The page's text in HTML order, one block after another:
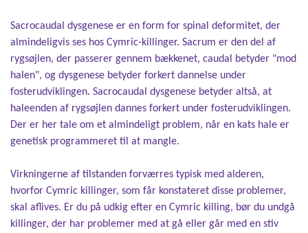
Sacrocaudal dysgenese er en form for spinal deformitet, der
almindeligvis ses hos Cymric-killinger. Sacrum er den del af
rygsøjlen, der passerer gennem bækkenet, caudal betyder "mod
halen", og dysgenese betyder forkert dannelse under
fosterudviklingen. Sacrocaudal dysgenese betyder altså, at
haleenden af rygsøjlen dannes forkert under fosterudviklingen.
Der er her tale om et almindeligt problem, når en kats hale er
genetisk programmeret til at mangle.
Virkningerne af tilstanden forværres typisk med alderen,
hvorfor Cymric killinger, som får konstateret disse problemer,
skal aflives. Er du på udkig efter en Cymric killing, bør du undgå
killinger, der har problemer med at gå eller går med en stiv